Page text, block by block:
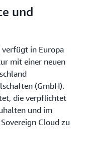
und
verfügt in Europa
mit einer neuen
(GmbH).
die verpflichtet
und im
Cloud zu